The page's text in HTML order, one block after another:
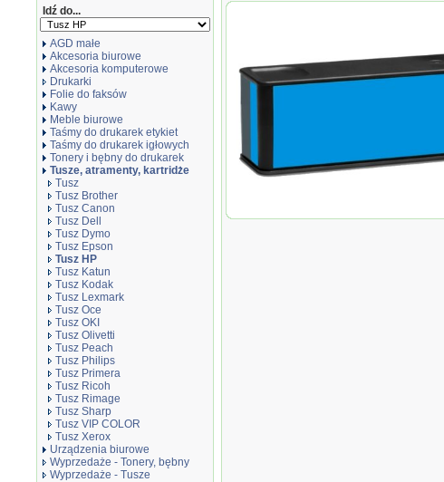
Idź do...
AGD małe
Akcesoria biurowe
Akcesoria komputerowe
Drukarki
Folie do faksów
Kawy
Meble biurowe
Taśmy do drukarek etykiet
Taśmy do drukarek igłowych
Tonery i bębny do drukarek
Tusze, atramenty, kartridże
Tusz
Tusz Brother
Tusz Canon
Tusz Dell
Tusz Dymo
Tusz Epson
Tusz HP
Tusz Katun
Tusz Kodak
Tusz Lexmark
Tusz Oce
Tusz OKI
Tusz Olivetti
Tusz Peach
Tusz Philips
Tusz Primera
Tusz Ricoh
Tusz Rimage
Tusz Sharp
Tusz VIP COLOR
Tusz Xerox
Urządzenia biurowe
Wyprzedaże - Tonery, bębny
Wyprzedaże - Tusze